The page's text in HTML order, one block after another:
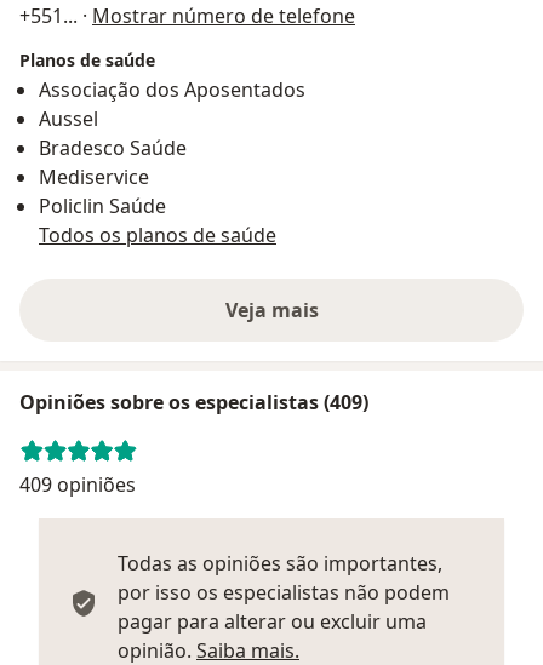
+551... · Mostrar número de telefone
Planos de saúde
Associação dos Aposentados
Aussel
Bradesco Saúde
Mediservice
Policlin Saúde
Todos os planos de saúde
Veja mais
Opiniões sobre os especialistas (409)
409 opiniões
Todas as opiniões são importantes,
por isso os especialistas não podem
pagar para alterar ou excluir uma
opinião. Saiba mais.